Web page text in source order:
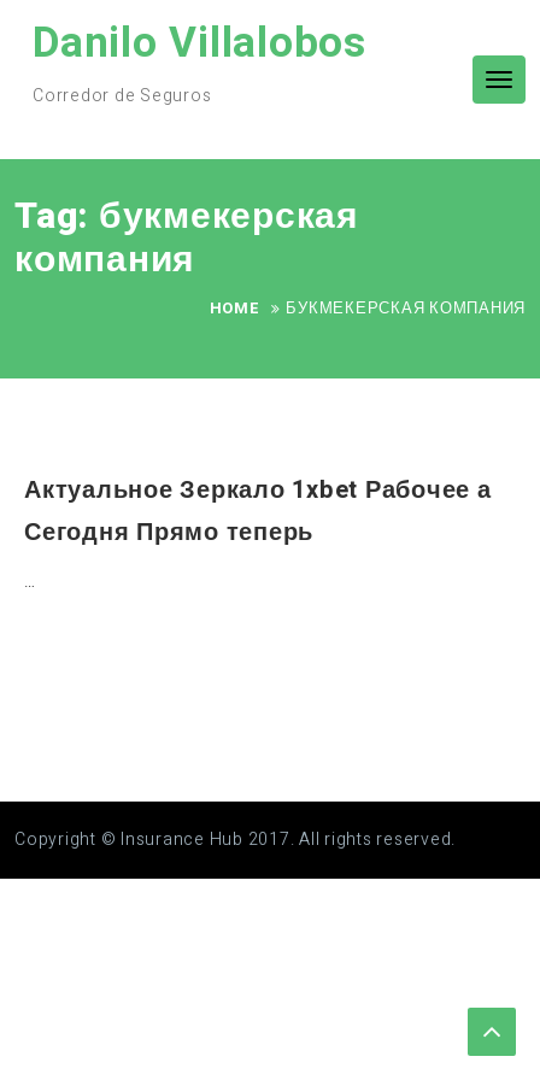
Danilo Villalobos
Corredor de Seguros
Tag: букмекерская
компания
HOME БУКМЕКЕРСКАЯ КОМПАНИЯ
Актуальное Зеркало 1xbet Рабочее а
Сегодня Прямо теперь
…
Copyright © Insurance Hub 2017. All rights reserved.